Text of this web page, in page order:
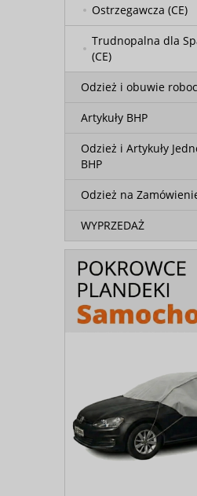
Ostrzegawcza (CE)
Trudnopalna dla
(CE)
Odzież i obuwie
Artykuły BHP
Odzież i Artykuły
BHP
Odzież na
WYPRZEDAŻ